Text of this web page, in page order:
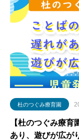
杜のつぐみ療育園
【杜のつぐみ療
あり、遊びが広が